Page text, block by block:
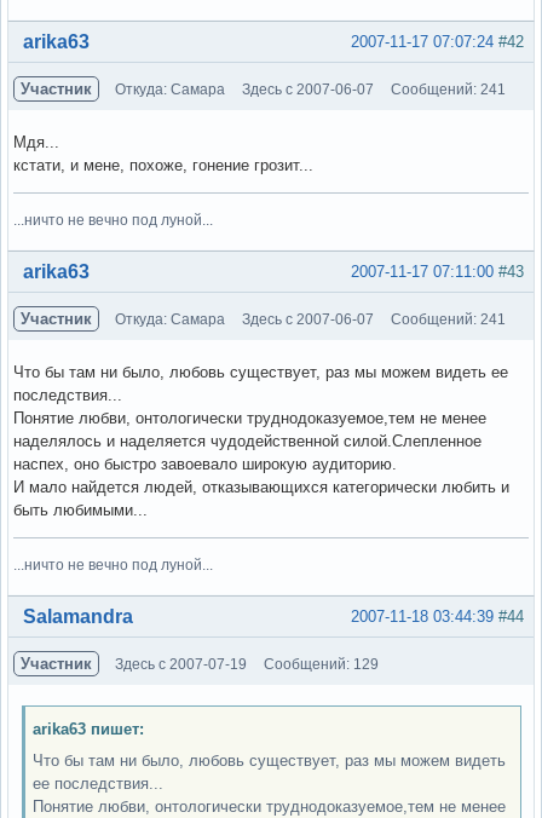
Вне форума #42
2007-11-17 07:07:24
arika63
Участник Откуда: Самара Здесь с 2007-06-07 Сообщений: 241
Мдя...
кстати, и мене, похоже, гонение грозит...
...ничто не вечно под луной...
Вне форума #43
2007-11-17 07:11:00
arika63
Участник Откуда: Самара Здесь с 2007-06-07 Сообщений: 241
Что бы там ни было, любовь существует, раз мы можем видеть ее
последствия...
Понятие любви, онтологически труднодоказуемое,тем не менее
наделялось и наделяется чудодейственной силой.Слепленное
наспех, оно быстро завоевало широкую аудиторию.
И мало найдется людей, отказывающихся категорически любить и
быть любимыми...
...ничто не вечно под луной...
Вне форума #44
2007-11-18 03:44:39
Salamandra
Участник Здесь с 2007-07-19 Сообщений: 129
arika63 пишет:
Что бы там ни было, любовь существует, раз мы можем видеть
ее последствия...
Понятие любви, онтологически труднодоказуемое,тем не менее